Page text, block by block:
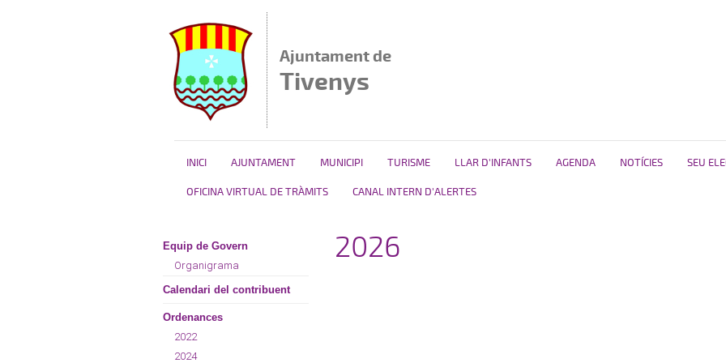
Ajuntament de
Tivenys
INICI AJUNTAMENT MUNICIPI TURISME LLAR D'INFANTS AGENDA NOTÍCIES SEU
OFICINA VIRTUAL DE TRÀMITS CANAL INTERN D'ALERTES
Equip de Govern
Organigrama
Calendari del contribuent
Ordenances
2022
2024
2026